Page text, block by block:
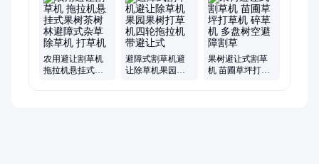
苗机、打药机、挖薯机、种植机、打秧机、搂草机、耕地犁、喷
药机、割草机、打包机、镇压机、栅条犁、无墒沟犁
农用避让割草机
拖拉机悬挂式果
避障式割草机避
让除草机果园果
果树避让式割草
机 苗圃草坪打草